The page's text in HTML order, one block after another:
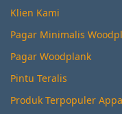
Klien Kami
Pagar Minimalis
Pagar Woodplank
Pintu Teralis
Produk Terpopuler